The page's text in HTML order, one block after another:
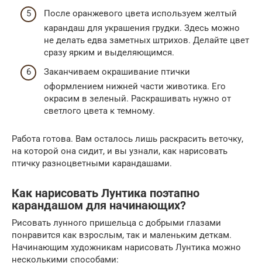
После оранжевого цвета используем желтый
карандаш для украшения грудки. Здесь можно
не делать едва заметных штрихов. Делайте цвет
сразу ярким и выделяющимся.
Заканчиваем окрашивание птички
оформлением нижней части животика. Его
окрасим в зеленый. Раскрашивать нужно от
светлого цвета к темному.
Работа готова. Вам осталось лишь раскрасить веточку,
на которой она сидит, и вы узнали, как нарисовать
птичку разноцветными карандашами.
Как нарисовать Лунтика поэтапно
карандашом для начинающих?
Рисовать лунного пришельца с добрыми глазами
понравится как взрослым, так и маленьким деткам.
Начинающим художникам нарисовать Лунтика можно
несколькими способами: